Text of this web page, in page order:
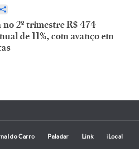
2º trimestre R$ 474
de 11%, com avanço em
do Carro Paladar Link iLocal